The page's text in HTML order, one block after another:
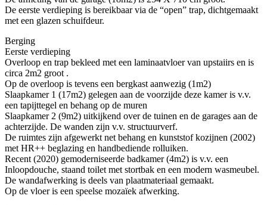
De eerste verdieping is bereikbaar via de “open” trap, dichtgemaakt
met een glazen schuifdeur.
Berging
Eerste verdieping
Overloop en trap bekleed met een laminaatvloer van upstaiirs en is
circa 2m2 groot .
Op de overloop is tevens een bergkast aanwezig (1m2)
Slaapkamer 1 (17m2) gelegen aan de voorzijde deze kamer is v.v.
een tapijttegel en behang op de muren
Slaapkamer 2 (9m2) uitkijkend over de tuinen en de garages aan de
achterzijde. De wanden zijn v.v. structuurverf.
De ruimtes zijn afgewerkt net behang en kunststof kozijnen (2002)
met HR++ beglazing en handbediende rolluiken.
Recent (2020) gemoderniseerde badkamer (4m2) is v.v. een
Inloopdouche, staand toilet met stortbak en een modern wasmeubel.
De wandafwerking is deels van plaatmateriaal gemaakt.
Op de vloer is een speelse mozaïek afwerking.